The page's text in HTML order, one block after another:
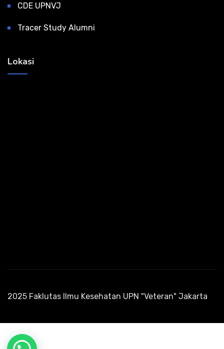
CDE UPNVJ
Tracer Study Alumni
Lokasi
2025 Faklutas Ilmu Kesehatan UPN "Veteran" Jakarta